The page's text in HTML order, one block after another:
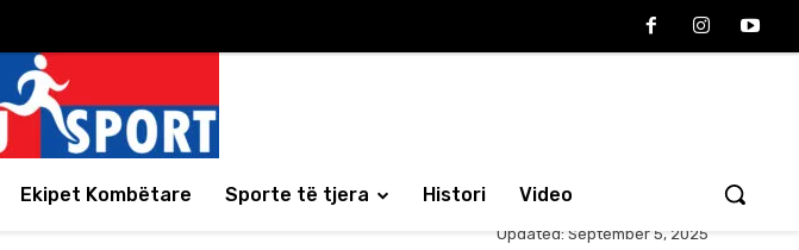
Ekipet Kombëtare Sporte të tjera Histori Video
Updated: September 5, 2025